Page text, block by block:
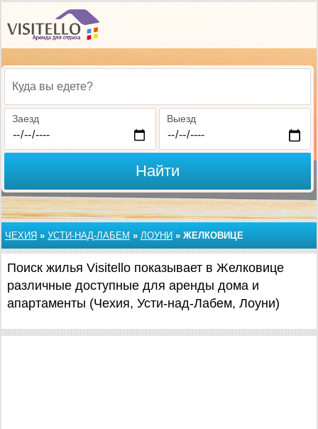
Куда вы едете?
Заезд Выезд
Найти
ЧЕХИЯ » УСТИ-НАД-ЛАБЕМ » ЛОУНИ » ЖЕЛКОВИЦЕ
Поиск жилья Visitello показывает в Желковице
различные доступные для аренды дома и
апартаменты (Чехия, Усти-над-Лабем, Лоуни)